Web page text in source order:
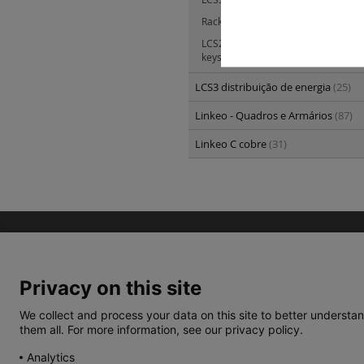
Rack mural para quadros estanques
LCS2 - painéis de interligação,
keystone, caixa saliente e chicotes
LCS3 distribuição de energia (25)
Linkeo - Quadros e Armários(87)
Linkeo C cobre(31)
TERMOS E CONDIÇÕES POLÍTICA DE PRIVACIDADE
Privacy on this site
We collect and process your data on this site to better
them all. For more information, see our privacy policy.
Analytics